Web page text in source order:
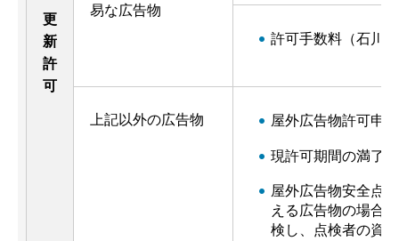
更
新
許
可
易な広告物
許可手数料（石川
上記以外の広告物 屋外広告物許可申
現許可期間の満了
屋外広告物安全点
える広告物の場合
検し、点検者の資